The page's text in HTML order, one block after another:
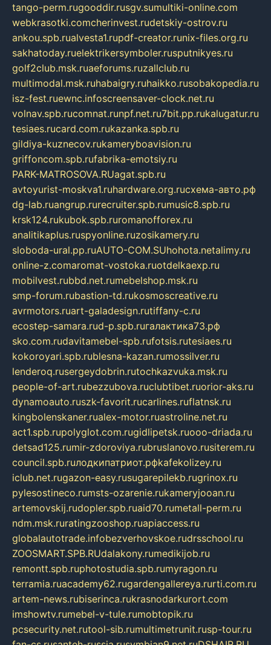
tango-perm.rugooddir.rusgv.sumultiki-online.com
webkrasotki.comcherinvest.rudetskiy-ostrov.ru
ankou.spb.rualvesta1.rupdf-creator.runix-files.org.ru
sakhatoday.ruelektrikersymboler.rusputnikyes.ru
golf2club.msk.ruaeforums.ruzallclub.ru
multimodal.msk.ruhabaigry.ruhaikko.rusobakopedia.ru
isz-fest.ruewnc.infoscreensaver-clock.net.ru
volnav.spb.rucomnat.runpf.net.ru7bit.pp.rukalugatur.ru
tesiaes.rucard.com.rukazanka.spb.ru
gildiya-kuznecov.rukameryboavision.ru
griffoncom.spb.rufabrika-emotsiy.ru
PARK-MATROSOVA.RUagat.spb.ru
avtoyurist-moskva1.ruhardware.org.ruсхема-авто.рф
dg-lab.ruangrup.rurecruiter.spb.rumusic8.spb.ru
krsk124.rukubok.spb.ruromanofforex.ru
analitikaplus.ruspyonline.ruzosikamery.ru
sloboda-ural.pp.ruAUTO-COM.SUhohota.netalimy.ru
online-z.comaromat-vostoka.ruotdelkaexp.ru
mobilvest.rubbd.net.rumebelshop.msk.ru
smp-forum.rubastion-td.rukosmoscreative.ru
avrmotors.ruart-galadesign.rutiffany-c.ru
ecostep-samara.rud-p.spb.ruгалактика73.рф
sko.com.rudavitamebel-spb.rufotsis.rutesiaes.ru
kokoroyari.spb.rublesna-kazan.rumossilver.ru
lenderoq.rusergeydobrin.rutochkazvuka.msk.ru
people-of-art.rubezzubova.ruclubtibet.ruorior-aks.ru
dynamoauto.ruszk-favorit.rucarlines.ruflatnsk.ru
kingbolenskaner.rualex-motor.ruastroline.net.ru
act1.spb.rupolyglot.com.rugidlipetsk.ruooo-driada.ru
detsad125.rumir-zdoroviya.rubruslanovo.rusiterem.ru
council.spb.ruлодкипатриот.рфkafekolizey.ru
iclub.net.rugazon-easy.rusugarepilekb.rugrinox.ru
pylesostineco.rumsts-ozarenie.rukameryjooan.ru
artemovskij.rudopler.spb.ruaid70.rumetall-perm.ru
ndm.msk.ruratingzooshop.ruapiaccess.ru
globalautotrade.infobezverhovskoe.rudrsschool.ru
ZOOSMART.SPB.RUdalakony.rumedikijob.ru
remontt.spb.ruphotostudia.spb.rumyragon.ru
terramia.ruacademy62.rugardengallereya.rurti.com.ru
artem-news.rubiserinca.rukrasnodarkurort.com
imshowtv.rumebel-v-tule.rumobtopik.ru
pcsecurity.net.rutool-sib.rumultimetrunit.rusp-tour.ru